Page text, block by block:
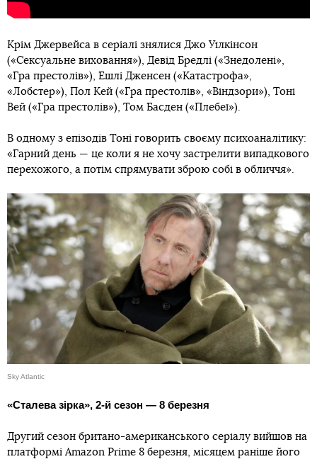
Крім Джервейса в серіалі знялися Джо Уїлкінсон
(«Сексуальне виховання»), Девід Бредлі («Знедолені»,
«Гра престолів»), Ешлі Дженсен («Катастрофа»,
«Лобстер»), Пол Кей («Гра престолів», «Віндзори»), Тоні
Вей («Гра престолів»), Том Басден («Плебеї»).
В одному з епізодів Тоні говорить своєму психоаналітику:
«Гарний день — це коли я не хочу застрелити випадкового
перехожого, а потім спрямувати зброю собі в обличчя».
Sky Atlantic
«Сталева зірка», 2-й сезон — 8 березня
Другий сезон британо-американського серіалу вийшов на
платформі Amazon Prime 8 березня, місяцем раніше його